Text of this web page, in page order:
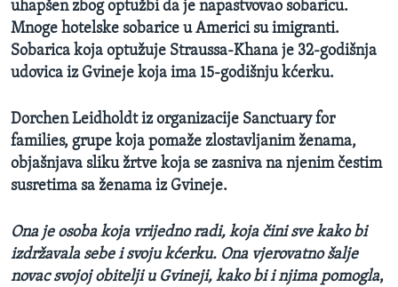
uhapšen zbog optužbi da je napastvovao sobaricu.
Mnoge hotelske sobarice u Americi su imigranti.
Sobarica koja optužuje Straussa-Khana je 32-godišnja
udovica iz Gvineje koja ima 15-godišnju kćerku.
Dorchen Leidholdt iz organizacije Sanctuary for
families, grupe koja pomaže zlostavljanim ženama,
objašnjava sliku žrtve koja se zasniva na njenim čestim
susretima sa ženama iz Gvineje.
Ona je osoba koja vrijedno radi, koja čini sve kako bi
izdržavala sebe i svoju kćerku. Ona vjerovatno šalje
novac svojoj obitelji u Gvineji, kako bi i njima pomogla,